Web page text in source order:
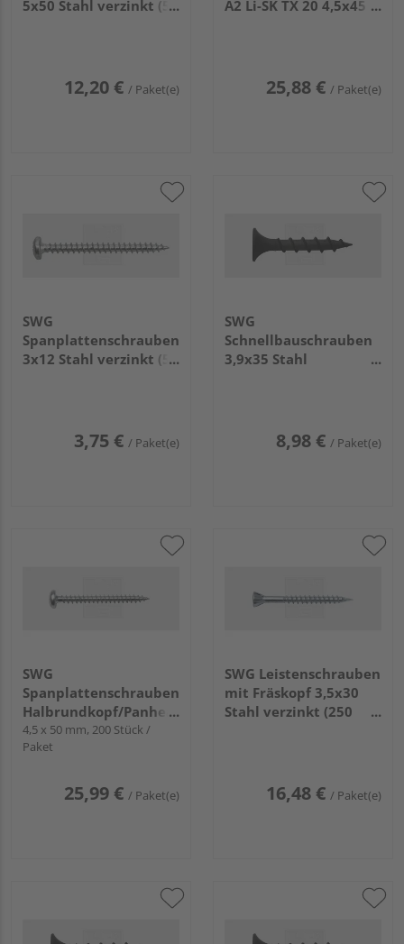
5x50 Stahl verzinkt (50
12,20 € / Paket(e)
A2 Li-SK TX 20 4,5x45
25,88 € / Paket(e)
SWG
Spanplattenschrauben
3x12 Stahl verzinkt (50
3,75 € / Paket(e)
SWG
Schnellbauschrauben
3,9x35 Stahl
8,98 € / Paket(e)
SWG
Spanplattenschrauben
Halbrundkopf/Panhead
mit Bit Stahl verzinkt
4,5 x 50 mm, 200 Stück /
Paket
25,99 € / Paket(e)
SWG Leistenschrauben
mit Fräskopf 3,5x30
Stahl verzinkt (250
16,48 € / Paket(e)